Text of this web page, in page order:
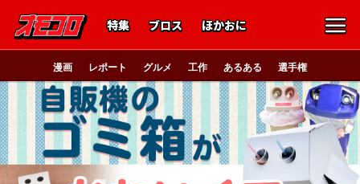
特集 ブロス ほかおに
漫画 レポート グルメ 工作 あるある 選手権